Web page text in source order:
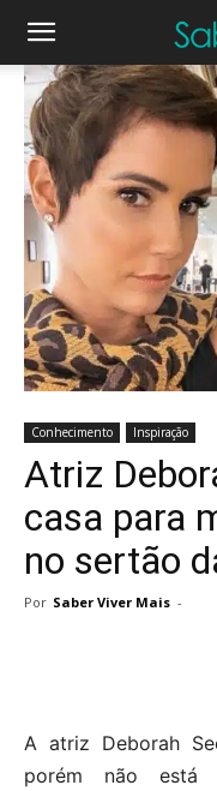
Conhecimento Inspiração
Atriz
casa para
no sertão
Por Saber Viver Mais -
A atriz Deborah
porém não está